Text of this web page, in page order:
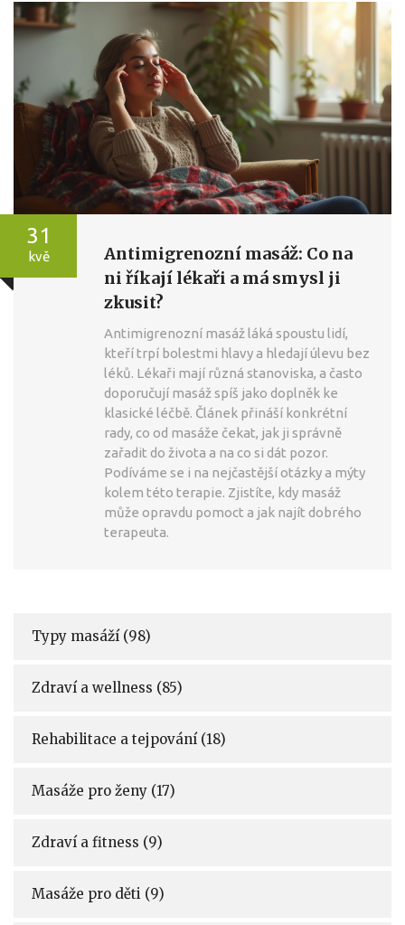
31
kvě
Antimigrenozní masáž: Co na
ni říkají lékaři a má smysl ji
zkusit?
Antimigrenozní masáž láká spoustu lidí,
kteří trpí bolestmi hlavy a hledají úlevu bez
léků. Lékaři mají různá stanoviska, a často
doporučují masáž spíš jako doplněk ke
klasické léčbě. Článek přináší konkrétní
rady, co od masáže čekat, jak ji správně
zařadit do života a na co si dát pozor.
Podíváme se i na nejčastější otázky a mýty
kolem této terapie. Zjistíte, kdy masáž
může opravdu pomoct a jak najít dobrého
terapeuta.
Typy masáží (98)
Zdraví a wellness (85)
Rehabilitace a tejpování (18)
Masáže pro ženy (17)
Zdraví a fitness (9)
Masáže pro děti (9)